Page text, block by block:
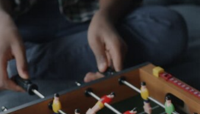
um deine beste
Mehr als 1 Million
Kreativen, Unternehmen,
Produkte
Spaces
KI-Assistent
KI-Bildgenerator
KI-Videogenerator